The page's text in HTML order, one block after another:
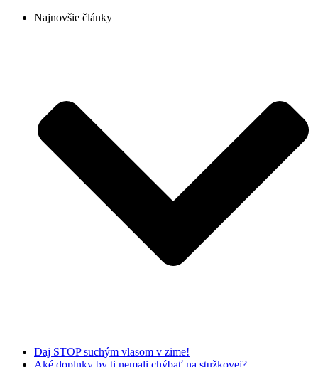
Najnovšie články
Daj STOP suchým vlasom v zime!
Aké doplnky by ti nemali chýbať na stužkovej?